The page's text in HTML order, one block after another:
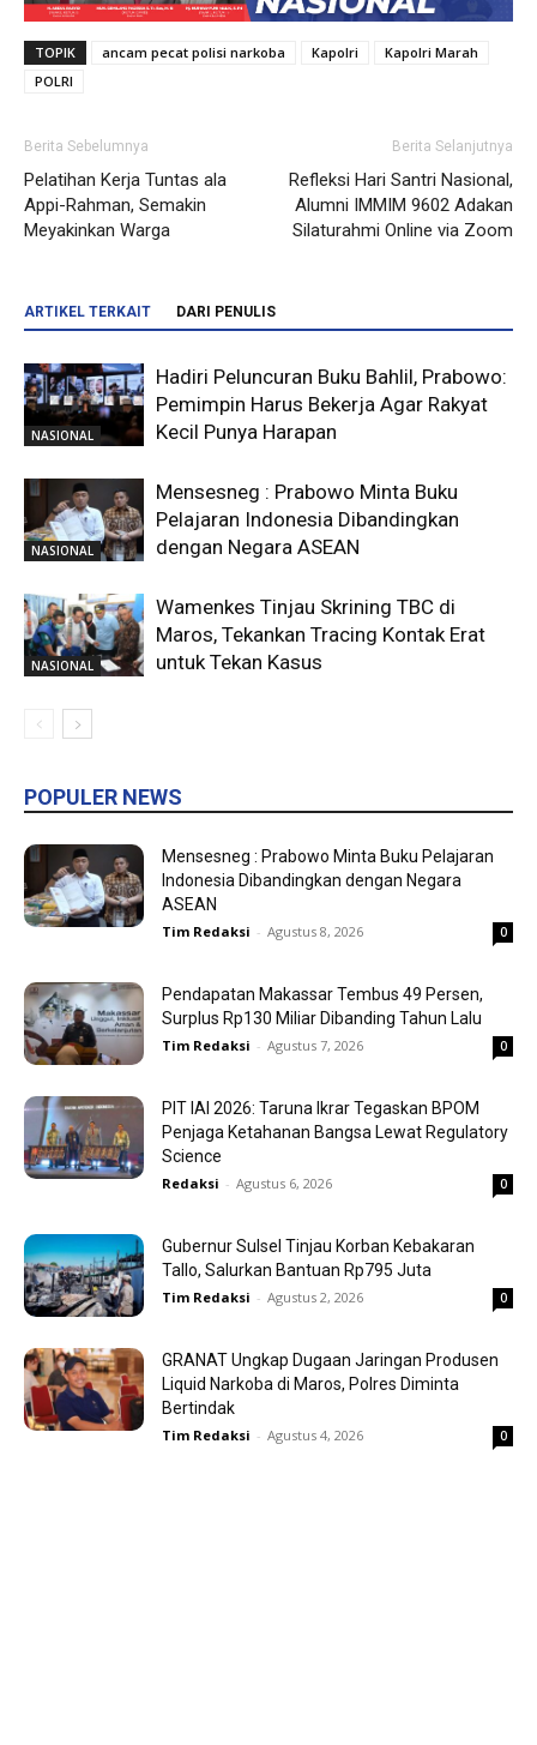
TOPIK ancam pecat polisi narkoba Kapolri
Kapolri Marah
POLRI
Berita Sebelumnya
Pelatihan Kerja Tuntas ala
Appi-Rahman, Semakin
Meyakinkan Warga
Berita Selanjutnya
Refleksi Hari Santri Nasional,
Alumni IMMIM 9602 Adakan
Silaturahmi Online via Zoom
ARTIKEL TERKAIT DARI PENULIS
NASIONAL
Hadiri Peluncuran Buku Bahlil, Prabowo:
Pemimpin Harus Bekerja Agar Rakyat
Kecil Punya Harapan
NASIONAL
Mensesneg : Prabowo Minta Buku
Pelajaran Indonesia Dibandingkan
dengan Negara ASEAN
NASIONAL
Wamenkes Tinjau Skrining TBC di
Maros, Tekankan Tracing Kontak Erat
untuk Tekan Kasus
POPULER NEWS
Mensesneg : Prabowo Minta Buku Pelajaran
Indonesia Dibandingkan dengan Negara
ASEAN
Tim Redaksi - Agustus 8, 2026 0
Pendapatan Makassar Tembus 49 Persen,
Surplus Rp130 Miliar Dibanding Tahun Lalu
Tim Redaksi - Agustus 7, 2026 0
PIT IAI 2026: Taruna Ikrar Tegaskan BPOM
Penjaga Ketahanan Bangsa Lewat Regulatory
Science
Redaksi - Agustus 6, 2026 0
Gubernur Sulsel Tinjau Korban Kebakaran
Tallo, Salurkan Bantuan Rp795 Juta
Tim Redaksi - Agustus 2, 2026 0
GRANAT Ungkap Dugaan Jaringan Produsen
Liquid Narkoba di Maros, Polres Diminta
Bertindak
Tim Redaksi - Agustus 4, 2026 0